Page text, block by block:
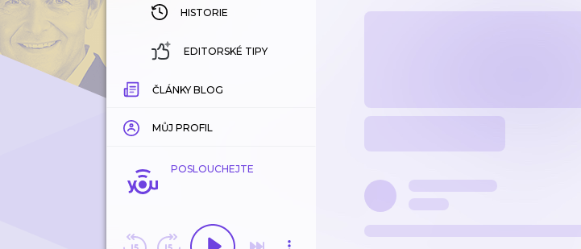
HISTORIE
EDITORSKÉ TIPY
ČLÁNKY BLOG
MŮJ PROFIL
POSLOUCHEJTE